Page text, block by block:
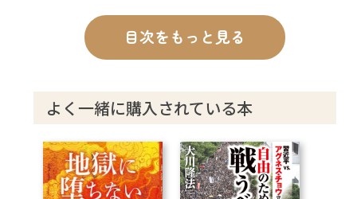
5 日本や中国などに対する認識
6 グレタを裏であやつるもう一人の霊人
8 霊言を終えて
あとがき
目次をもっと見る
よく一緒に購入されている本